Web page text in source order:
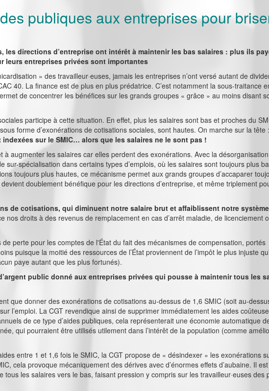
publiques aux entreprises pour
les directions d’entreprise ont intérêt à maintenir les bas salaires : plus ils
leurs entreprises privées sont importantes
» des travailleur·euses, jamais les entreprises n’ont versé autant de
40. La finance est de plus en plus prédatrice. C’est notamment la sous-traitance
de concentrer les bénéfices sur les grands groupes « grâce » au moins disant
participe à cette situation. En effet, plus les salaires sont bas et proches du
forme d’exonérations de cotisations sociales, sont hautes. On marche sur la tête :
sur le SMIC… alors que les salaires ne le sont pas !
augmenter les salaires car elles perdent des exonérations. Avec la
sur-spécialisation dans certains types d’emplois, où les salaires sont toujours plus
toujours plus hautes, ce mécanisme permet aux grands groupes d’accaparer
doublement bénéfique pour les directions d’entreprise, et même triplement
de cotisations, qui diminuent notre salaire brut et affaiblissent notre
nos droits à des revenus de remplacement en cas d’arrêt maladie, de licenciement
de perte pour les comptes de l'État du fait des mécanismes de compensation, portés
puisque la moitié des ressources de l’État proviennent de l’impôt le plus injuste
paye autant que les plus fortunés).
public donné aux entreprises privées qui pousse à maintenir tous les
que donner des exonérations de cotisations au-dessus de 1,6 SMIC (soit au-
l’emploi. La CGT revendique ainsi de supprimer immédiatement les aides
de ce type d’aides publiques, cela représenterait une économie automatique
qui pourraient être utilisés utilement dans l’intérêt de la population (comme
entre 1 et 1,6 fois le SMIC, la CGT propose de « désindexer » les exonérations
cela provoque mécaniquement des dérives avec d’énormes effets d’aubaine. Il
tous les salaires vers le bas, faisant pression y compris sur les travailleur·euses des